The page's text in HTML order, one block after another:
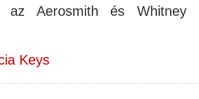
az Aerosmith és Whitney
Keys